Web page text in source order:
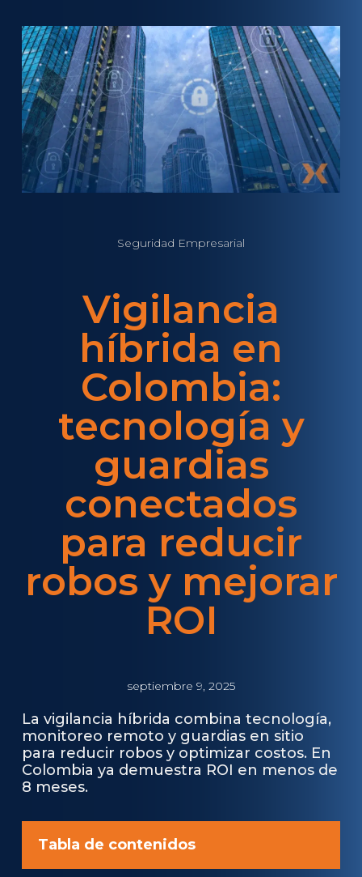
Seguridad Empresarial
Vigilancia
híbrida en
Colombia:
tecnología y
guardias
conectados
para reducir
robos y mejorar
ROI
septiembre 9, 2025
La vigilancia híbrida combina tecnología,
monitoreo remoto y guardias en sitio
para reducir robos y optimizar costos. En
Colombia ya demuestra ROI en menos de
8 meses.
Tabla de contenidos